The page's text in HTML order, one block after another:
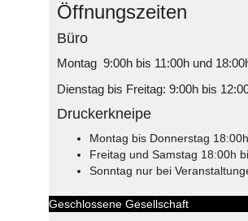
Öffnungszeiten
Büro
Montag 9:00h bis 11:00h und
Dienstag bis Freitag: 9:00h bis
Druckerkneipe
Montag bis Donnerstag
Freitag und Samstag 18:00h
Sonntag nur bei
Geschlossene Gesellschaft